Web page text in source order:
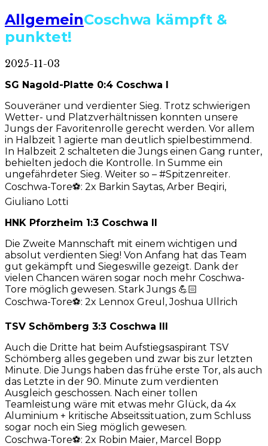
AllgemeinCoschwa kämpft &
punktet!
2025-11-03
SG Nagold-Platte 0:4 Coschwa I
Souveräner und verdienter Sieg. Trotz schwierigen
Wetter- und Platzverhältnissen konnten unsere
Jungs der Favoritenrolle gerecht werden. Vor allem
in Halbzeit 1 agierte man deutlich spielbestimmend.
In Halbzeit 2 schalteten die Jungs einen Gang runter,
behielten jedoch die Kontrolle. In Summe ein
ungefährdeter Sieg. Weiter so – #Spitzenreiter.
Coschwa-Tore⚽️: 2x Barkin Saytas, Arber Beqiri,
Giuliano Lotti
HNK Pforzheim 1:3 Coschwa II
Die Zweite Mannschaft mit einem wichtigen und
absolut verdienten Sieg! Von Anfang hat das Team
gut gekämpft und Siegeswille gezeigt. Dank der
vielen Chancen wären sogar noch mehr Coschwa-
Tore möglich gewesen. Stark Jungs 💪🏻
Coschwa-Tore⚽️: 2x Lennox Greul, Joshua Ullrich
TSV Schömberg 3:3 Coschwa III
Auch die Dritte hat beim Aufstiegsaspirant TSV
Schömberg alles gegeben und zwar bis zur letzten
Minute. Die Jungs haben das frühe erste Tor, als auch
das Letzte in der 90. Minute zum verdienten
Ausgleich geschossen. Nach einer tollen
Teamleistung wäre mit etwas mehr Glück, da 4x
Aluminium + kritische Abseitssituation, zum Schluss
sogar noch ein Sieg möglich gewesen.
Coschwa-Tore⚽️: 2x Robin Maier, Marcel Bopp